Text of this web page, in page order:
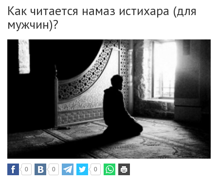
Как читается намаз истихара (для
мужчин)?
0 0 0